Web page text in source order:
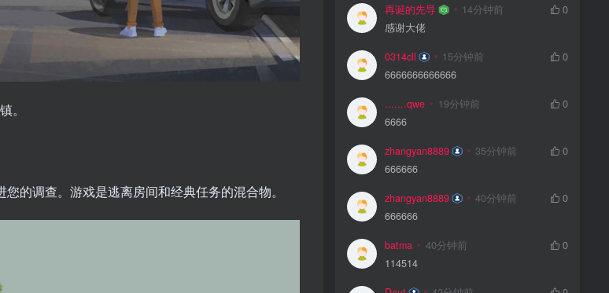
。
的调查。游戏是逃离房间和经典任务的混合物。
再诞的先导 14分钟前
0
感谢大佬
0314cll 15分钟前
0
6666666666666
.......qwe 19分钟前
0
6666
zhangyan8889 35分钟前
0
666666
zhangyan8889 40分钟前
0
666666
batma 40分钟前
0
114514